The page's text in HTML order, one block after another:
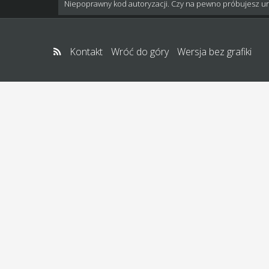
Niepoprawny kod autoryzacji. Czy na pewno próbujesz
Kontakt Wróć do góry Wersja bez grafiki